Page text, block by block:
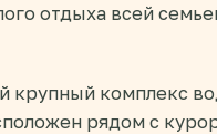
отдыха всей
крупный комплекс
рядом с